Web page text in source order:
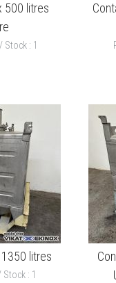
500 litres
Stock : 1
litres
Stock : 1